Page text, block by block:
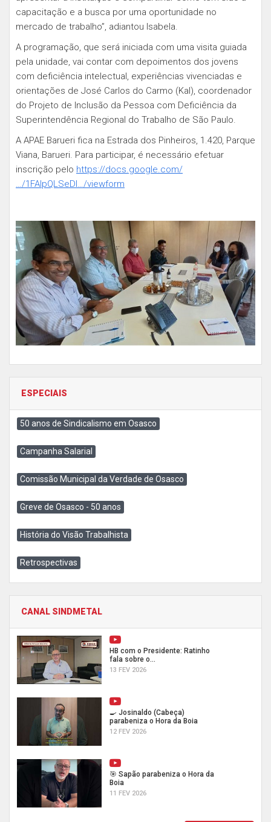
capacitação e a busca por uma oportunidade no
mercado de trabalho”, adiantou Isabela.
A programação, que será iniciada com uma visita guiada
pela unidade, vai contar com depoimentos dos jovens
com deficiência intelectual, experiências vivenciadas e
orientações de José Carlos do Carmo (Kal), coordenador
do Projeto de Inclusão da Pessoa com Deficiência da
Superintendência Regional do Trabalho de São Paulo.
A APAE Barueri fica na Estrada dos Pinheiros, 1.420, Parque
Viana, Barueri. Para participar, é necessário efetuar
inscrição pelo https://docs.google.com/
…/1FAIpQLSeDI…/viewform
ESPECIAIS
50 anos de Sindicalismo em Osasco
Campanha Salarial
Comissão Municipal da Verdade de Osasco
Greve de Osasco - 50 anos
História do Visão Trabalhista
Retrospectivas
CANAL SINDMETAL
HB com o Presidente: Ratinho
fala sobre o...
13 FEV 2026
🍳 Josinaldo (Cabeça)
parabeniza o Hora da Boia
12 FEV 2026
🎯 Sapão parabeniza o Hora da
Boia
11 FEV 2026